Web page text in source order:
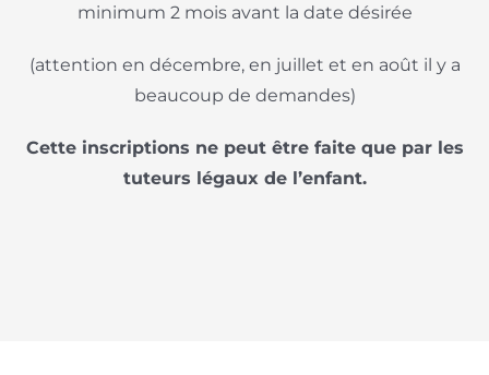
minimum 2 mois avant la date désirée
(attention en décembre, en juillet et en août il y a
beaucoup de demandes)
Cette inscriptions ne peut être faite que par les
tuteurs légaux de l’enfant.